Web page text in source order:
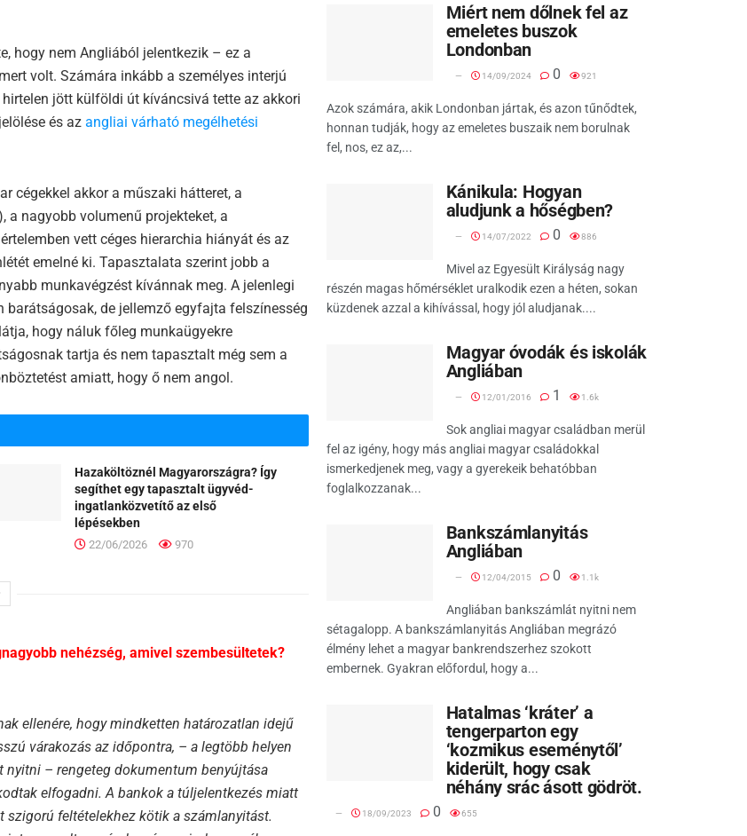
hogy nem Angliából jelentkezik – ez a
volt. Számára inkább a személyes interjú
jött külföldi út kíváncsivá tette az akkori
és az angliai várható megélhetési
cégekkel akkor a műszaki hátteret, a
nagyobb volumenű projekteket, a
vett céges hierarchia hiányát és az
emelné ki. Tapasztalata szerint jobb a
munkavégzést kívánnak meg. A jelenlegi
barátságosak, de jellemző egyfajta felszínesség
hogy náluk főleg munkaügyekre
tartja és nem tapasztalt még sem a
amiatt, hogy ő nem angol.
Hazaköltöznél Magyarországra? Így
segíthet egy tapasztalt ügyvéd-
ingatlanközvetítő az első
lépésekben
22/06/2026 970
nehézség, amivel szembesültetek?
ellenére, hogy mindketten határozatlan idejű
várakozás az időpontra, – a legtöbb helyen
nyitni – rengeteg dokumentum benyújtása
elfogadni. A bankok a túljelentkezés miatt
feltételekhez kötik a számlanyitást.
Miért nem dőlnek fel az
emeletes buszok
Londonban
14/09/2024 0 921
Azok számára, akik Londonban jártak, és azon tűnődtek,
honnan tudják, hogy az emeletes buszaik nem borulnak
fel, nos, ez az,...
Kánikula: Hogyan
aludjunk a hőségben?
14/07/2022 0 886
Mivel az Egyesült Királyság nagy
részén magas hőmérséklet uralkodik ezen a héten, sokan
küzdenek azzal a kihívással, hogy jól aludjanak....
Magyar óvodák és iskolák
Angliában
12/01/2016 1 1.6k
Sok angliai magyar családban merül
fel az igény, hogy más angliai magyar családokkal
ismerkedjenek meg, vagy a gyerekeik behatóbban
foglalkozzanak...
Bankszámlanyitás
Angliában
12/04/2015 0 1.1k
Angliában bankszámlát nyitni nem
sétagalopp. A bankszámlanyitás Angliában megrázó
élmény lehet a magyar bankrendszerhez szokott
embernek. Gyakran előfordul, hogy a...
Hatalmas ‘kráter’ a
tengerparton egy
‘kozmikus eseménytől’
kiderült, hogy csak
néhány srác ásott gödröt.
18/09/2023 0 655